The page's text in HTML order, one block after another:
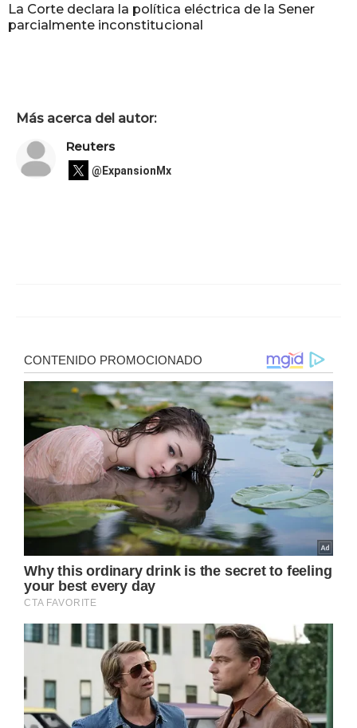
La Corte declara la política eléctrica de la Sener
parcialmente inconstitucional
Más acerca del autor:
Reuters
@ExpansionMx